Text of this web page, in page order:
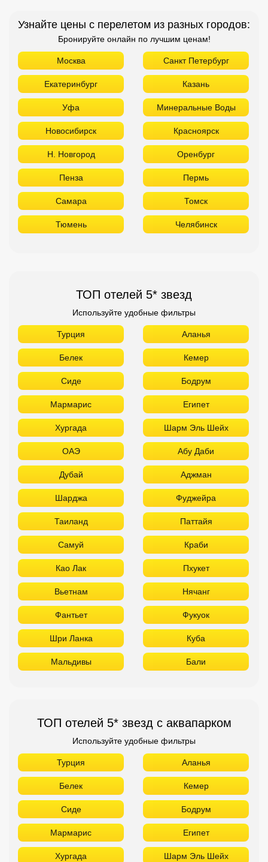
Узнайте цены с перелетом из разных городов:
Бронируйте онлайн по лучшим ценам!
Москва Санкт Петербург
Екатеринбург Казань
Уфа Минеральные Воды
Новосибирск Красноярск
Н. Новгород Оренбург
Пенза Пермь
Самара Томск
Тюмень Челябинск
ТОП отелей 5* звезд
Используйте удобные фильтры
Турция Аланья
Белек Кемер
Сиде Бодрум
Мармарис Египет
Хургада Шарм Эль Шейх
ОАЭ Абу Даби
Дубай Аджман
Шарджа Фуджейра
Таиланд Паттайя
Самуй Краби
Као Лак Пхукет
Вьетнам Нячанг
Фантьет Фукуок
Шри Ланка Куба
Мальдивы Бали
ТОП отелей 5* звезд с аквапарком
Используйте удобные фильтры
Турция Аланья
Белек Кемер
Сиде Бодрум
Мармарис Египет
Хургада Шарм Эль Шейх